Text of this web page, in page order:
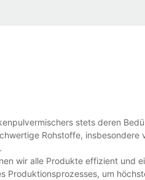
stets deren
Rohstoffe, insbesondere
wir alle Produkte effizient und
Produktionsprozesses, um